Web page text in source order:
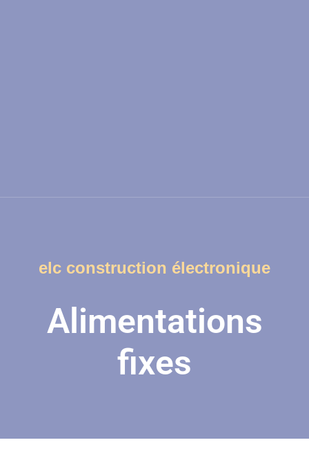
elc construction électronique
Alimentations
fixes